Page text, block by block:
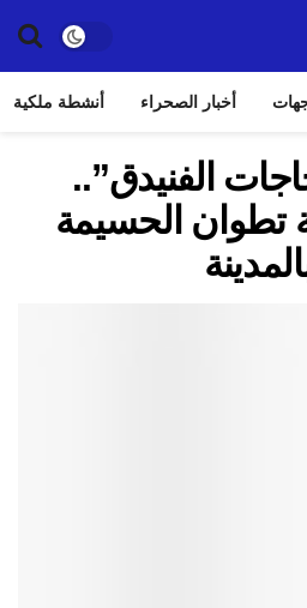
أخبار الصحراء أنشطة ملكية
الفنيدق”..
تطوان الحسيمة